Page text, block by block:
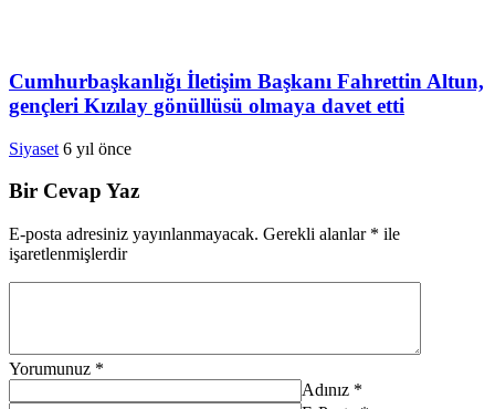
Cumhurbaşkanlığı İletişim Başkanı Fahrettin Altun,
gençleri Kızılay gönüllüsü olmaya davet etti
Siyaset 6 yıl önce
Bir Cevap Yaz
E-posta adresiniz yayınlanmayacak. Gerekli alanlar * ile
işaretlenmişlerdir
Yorumunuz *
Adınız *